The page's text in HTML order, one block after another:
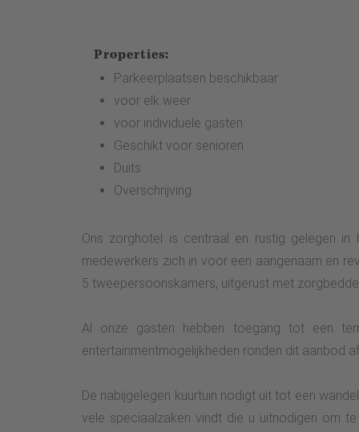
Properties:
Parkeerplaatsen beschikbaar
voor elk weer
voor individuele gasten
Geschikt voor senioren
Duits
Overschrijving
Ons zorghotel is centraal en rustig gelegen
medewerkers zich in voor een aangenaam en
5 tweepersoonskamers, uitgerust met
Al onze gasten hebben toegang tot een
entertainmentmogelijkheden ronden dit aanbod
De nabijgelegen kuurtuin nodigt uit tot een
vele speciaalzaken vindt die u uitnodigen om